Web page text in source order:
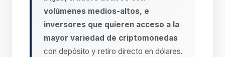
volúmenes medios-altos, e
inversores que quieren acceso a la
mayor variedad de criptomonedas
con depósito y retiro directo en dólares.